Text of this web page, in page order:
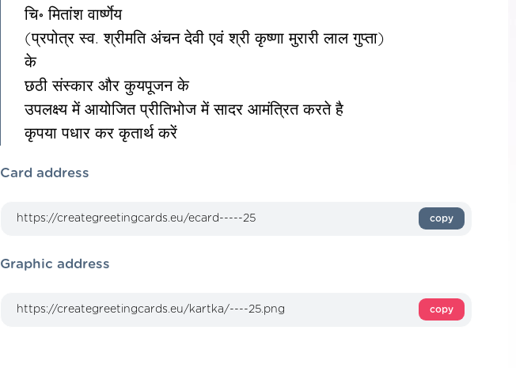
चि॰ मितांश वार्ष्णेय
(प्रपोत्र स्व. श्रीमति अंचन देवी एवं श्री कृष्णा मुरारी लाल गुप्ता)
के
छठी संस्कार और कुयपूजन के
उपलक्ष्य में आयोजित प्रीतिभोज में सादर आमंत्रित करते है
कृपया पधार कर कृतार्थ करें
Card address
copy
Graphic address
copy